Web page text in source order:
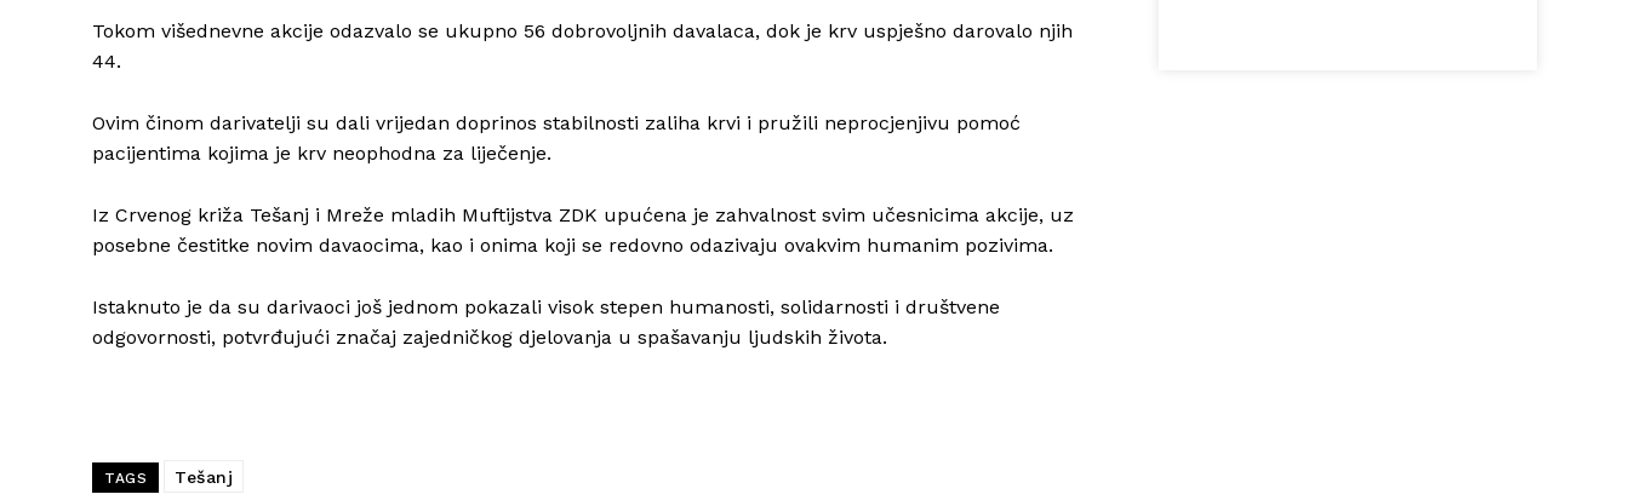
Tokom višednevne akcije odazvalo se ukupno 56 dobrovoljnih davalaca, dok je krv uspješno darovalo njih
44.
Ovim činom darivatelji su dali vrijedan doprinos stabilnosti zaliha krvi i pružili neprocjenjivu pomoć
pacijentima kojima je krv neophodna za liječenje.
Iz Crvenog križa Tešanj i Mreže mladih Muftijstva ZDK upućena je zahvalnost svim učesnicima akcije, uz
posebne čestitke novim davaocima, kao i onima koji se redovno odazivaju ovakvim humanim pozivima.
Istaknuto je da su darivaoci još jednom pokazali visok stepen humanosti, solidarnosti i društvene
odgovornosti, potvrđujući značaj zajedničkog djelovanja u spašavanju ljudskih života.
TAGS Tešanj